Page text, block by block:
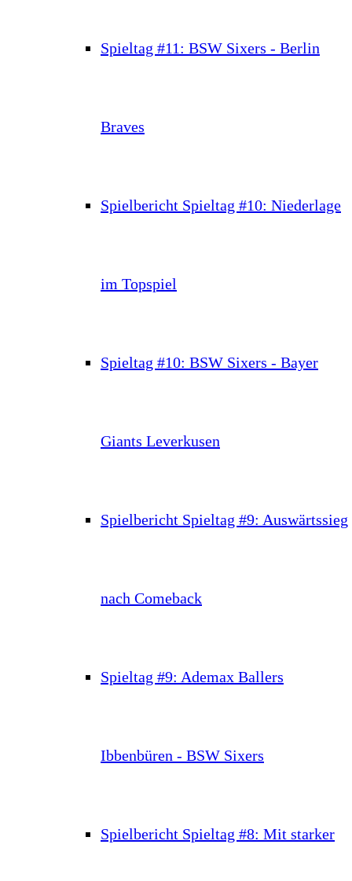
Spieltag #11: BSW Sixers - Berlin
Braves
Spielbericht Spieltag #10: Niederlage
im Topspiel
Spieltag #10: BSW Sixers - Bayer
Giants Leverkusen
Spielbericht Spieltag #9: Auswärtssieg
nach Comeback
Spieltag #9: Ademax Ballers
Ibbenbüren - BSW Sixers
Spielbericht Spieltag #8: Mit starker